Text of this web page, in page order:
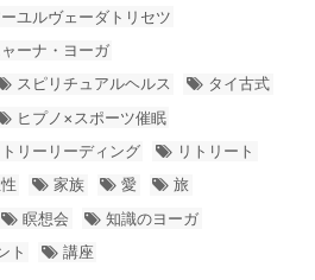
ユルヴェーダトリセツ
ーナ・ヨーガ
スピリチュアルヘルス
タイ古式
ヒプノ×スポーツ催眠
リーリーディング
リトリート
家族 愛
旅
瞑想会
知識のヨーガ
ト
講座